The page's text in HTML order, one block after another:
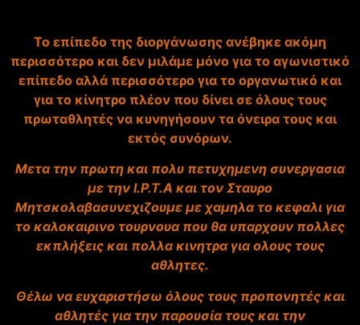
Το επίπεδο της διοργάνωσης ανέβηκε ακόμη
περισσότερο και δεν μιλάμε μόνο για το αγωνιστικό
επίπεδο αλλά περισσότερο για το οργανωτικό και
για το κίνητρο πλέον που δίνει σε όλους τους
πρωταθλητές να κυνηγήσουν τα όνειρα τους και
εκτός συνόρων.
Μετα την πρωτη και πολυ πετυχημενη συνεργασια
με την I.P.T.A και τον Σταυρο
Μητσκολαβασυνεχιζουμε με χαμηλα το κεφαλι για
το καλοκαιρινο τουρνουα που θα υπαρχουν πολλες
εκπλήξεις και πολλα κινητρα για ολους τους
αθλητες.
Θέλω να ευχαριστήσω όλους τους προπονητές και
αθλητές για την παρουσία τους και την